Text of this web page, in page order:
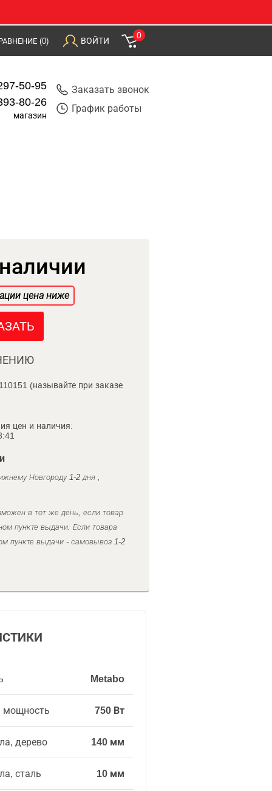
(0) ВОЙТИ
0
50-95
80-26
магазин
Заказать звонок
График работы
цена ниже
(называйте при заказе
цен и наличия:
Новгороду 1-2 дня ,
в тот же день, если товар
пункте выдачи. Если товара
пункте выдачи - самовывоз 1-2
Metabo
мощность 750 Вт
дерево 140 мм
сталь 10 мм